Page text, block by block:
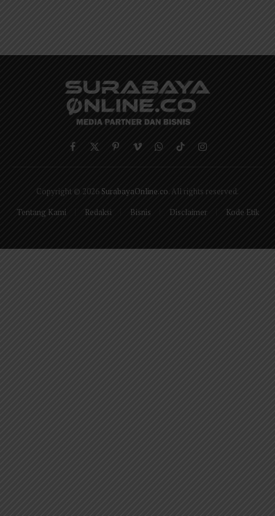
Facebook
X
PinterestVimeoWhatsApp
TikTokInstagram
Copyright © 2026 SurabayaOnline.co . All rights reserved.
Tentang Kami
Redaksi Bisnis Disclaimer Kode Etik